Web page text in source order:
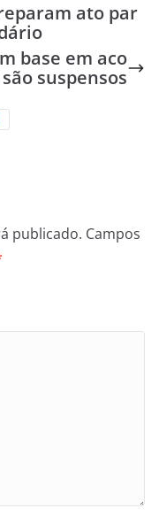
ato par
base em aco
suspensos
publicado. Campos